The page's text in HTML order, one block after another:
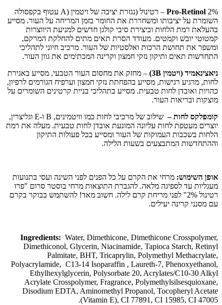
Pro-Retinol
2% – רטינול (נגזרת יציבה של ויטמין (A עטוף בקפסולה
השומרת על יציבותו ומשחררת את החומר בזמן המריחה על העור. מסייע
בהעלאת רמת הלחות וביצירת סיבי קולגן חדשים למניעת היווצרות
קמטוטי יובש וקמטים. מעודד הסרת תאים מתים להחלקת המרקם,
ומשפר את תחושת הרכות ואלסטיות של העור. מרכיב חיוני לתהליכי
התחדשות תאים ותיקון נזקי חמצון וקרינה המכתימים את גוון העור.
ניאצינאמיד (ויטמין 3B)
– מחזק את מחסום העור הטבעי, מסייע באגירת
לחות, מרגיע רגישות, מסייע בהפחתת נזקי חמצון וערפיח הגורמים לרפיון,
כהויות ואובדן לחות טבעית. מסייע בתהליכי בניית קרטינים השומרים על
מוצקות ובריאות העור.
קומפלקס לחות –
שילוב של מרכיבי לחות כמו וויטמינים, B ו-E וגליצרין,
יוצרים מעטפת לחות עליונה המונעת אובדן לחות טבעית. מעלה את רמת
הלחות בשכבות העמוקות של העור ומסייע בכל פעולות התיקון
וההתחדשות המתבצעים בשעות הלילה.
אופן השימוש: מרחי את הקרם על כל הפנים לפני השינה ועסי בתנועות
מעגליות עד לספיגה מלאה. להגברת התוצאות מרחי בוסטר סרום "פרו
רטינול 2%" לפני מריחת קרם לילה. חשוב מאד! להשתמש בבוקר בקרם
עם מסנני קרינה יעילים.
Ingredients: Water, Dimethicone, Dimethicone Crosspolymer,
Dimethiconol, Glycerin, Niacinamide, Tapioca Starch, Retinyl
Palmitate, BHT, Tricaprylin, Polymethyl Methacrylate,
Polyacrylamide, C13-14 Isoparaffin , Laureth-7, Phenoxyethanol,
Ethylhexylglycerin, Polysorbate 20, Acrylates/C10-30 Alkyl
Acrylate Crosspolymer, Fragrance, Polymethylsilsesquioxane,
Disodium EDTA, Aminomethyl Propanol, Tocopheryl Acetate
(Vitamin E), CI 77891, CI 15985, CI 47005.